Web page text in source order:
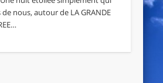
nous, autour de LA GRANDE